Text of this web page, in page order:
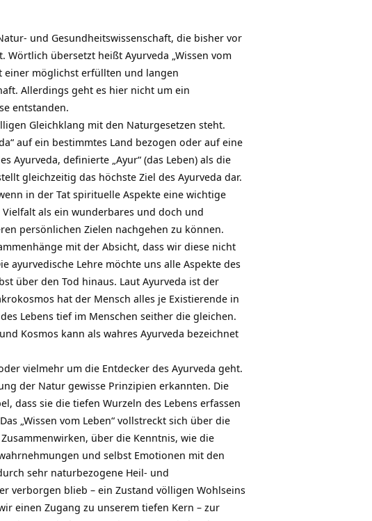
und Gesundheitswissenschaft, die bisher vor
übersetzt heißt Ayurveda „Wissen vom
einer möglichst erfüllten und langen
Allerdings geht es hier nicht um ein
entstanden.
Gleichklang mit den Naturgesetzen steht.
auf ein bestimmtes Land bezogen oder auf eine
Ayurveda, definierte „Ayur“ (das Leben) als die
gleichzeitig das höchste Ziel des Ayurveda dar.
in der Tat spirituelle Aspekte eine wichtige
als ein wunderbares und doch und
persönlichen Zielen nachgehen zu können.
mit der Absicht, dass wir diese nicht
Lehre möchte uns alle Aspekte des
über den Tod hinaus. Laut Ayurveda ist der
hat der Mensch alles je Existierende in
Lebens tief im Menschen seither die gleichen.
Kosmos kann als wahres Ayurveda bezeichnet
vielmehr um die Entdecker des Ayurveda geht.
der Natur gewisse Prinzipien erkannten. Die
dass sie die tiefen Wurzeln des Lebens erfassen
„Wissen vom Leben“ vollstreckt sich über die
über die Kenntnis, wie die
und selbst Emotionen mit den
sehr naturbezogene Heil- und
verborgen blieb – ein Zustand völligen Wohlseins
einen Zugang zu unserem tiefen Kern – zur